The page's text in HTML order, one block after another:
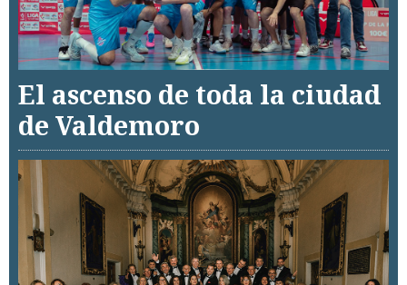
El ascenso de toda la ciudad
de Valdemoro